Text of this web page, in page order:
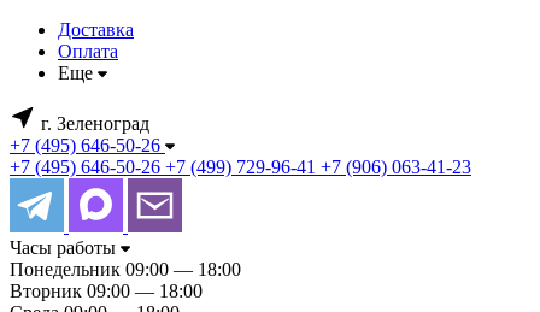
Доставка
Оплата
Еще
г. Зеленоград
+7 (495) 646-50-26
+7 (495) 646-50-26 +7 (499) 729-96-41 +7 (906) 063-41-23
Часы работы
Понедельник 09:00 — 18:00
Вторник 09:00 — 18:00